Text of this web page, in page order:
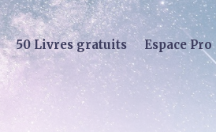
50 Livres gratuits Espace Pro